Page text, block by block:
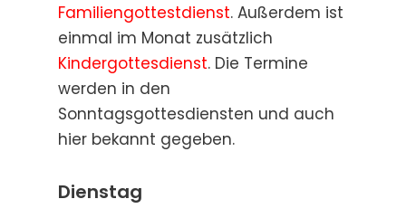
Familiengottestdienst. Außerdem ist
einmal im Monat zusätzlich
Kindergottesdienst. Die Termine
werden in den
Sonntagsgottesdiensten und auch
hier bekannt gegeben.
Dienstag